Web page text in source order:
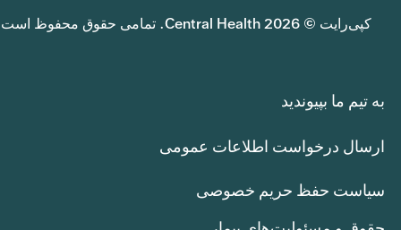
کپی‌رایت © 2026 Central Health. تمامی حقوق محفوظ است.
به تیم ما بپیوندید
ارسال درخواست اطلاعات عمومی
سیاست حفظ حریم خصوصی